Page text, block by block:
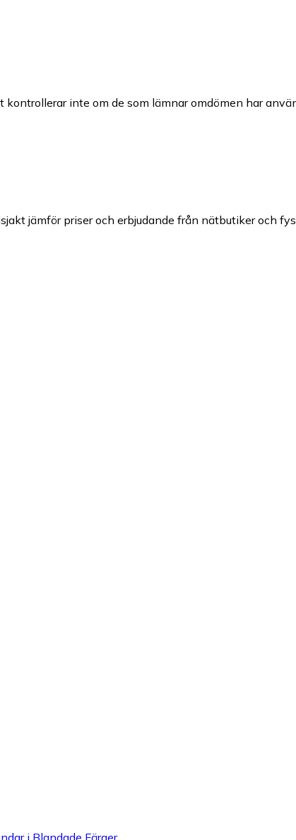
inte om de som lämnar omdömen har
jämför priser och erbjudande från nätbutiker och
i Blandade Färger